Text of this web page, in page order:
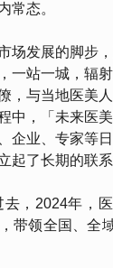
常态。
场发展的脚步
一站一城，辐
，与当地医美
中，「未来医
企业、专家等
起了长期的联系
，2024年，
带领全国、全